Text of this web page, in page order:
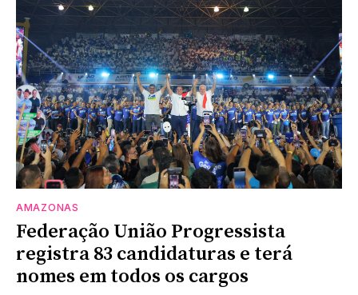
AMAZONAS
Federação União Progressista
registra 83 candidaturas e terá
nomes em todos os cargos